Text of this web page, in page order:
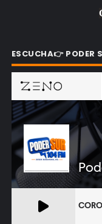
ESCUCHA👉 PODER